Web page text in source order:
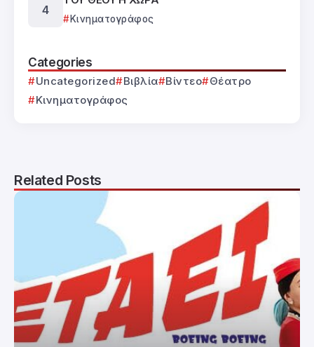
Κινηματογράφος
Categories
Uncategorized Βιβλία Βίντεο
Θέατρο
Κινηματογράφος
Related Posts